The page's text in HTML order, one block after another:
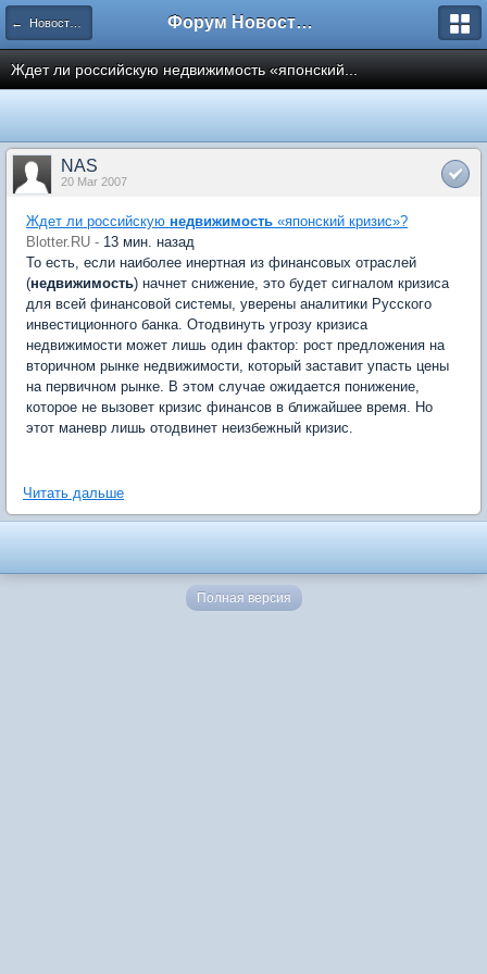
← Новости рынка недвижимости Форум Новостройки
Ждет ли российскую недвижимость «японский...
NAS
20 Mar 2007
Ждет ли российскую недвижимость «японский кризис»?
Blotter.RU - 13 мин. назад
То есть, если наиболее инертная из финансовых отраслей
(недвижимость) начнет снижение, это будет сигналом кризиса
для всей финансовой системы, уверены аналитики Русского
инвестиционного банка. Отодвинуть угрозу кризиса
недвижимости может лишь один фактор: рост предложения на
вторичном рынке недвижимости, который заставит упасть цены
на первичном рынке. В этом случае ожидается понижение,
которое не вызовет кризис финансов в ближайшее время. Но
этот маневр лишь отодвинет неизбежный кризис.
Читать дальше
Полная версия